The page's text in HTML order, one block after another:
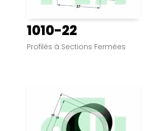
1010-22
Profilés à Sections Fermées